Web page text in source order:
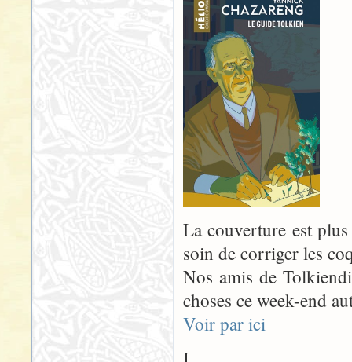
La couverture est
soin de corriger les
Nos amis de
choses ce week-end
Voir par ici